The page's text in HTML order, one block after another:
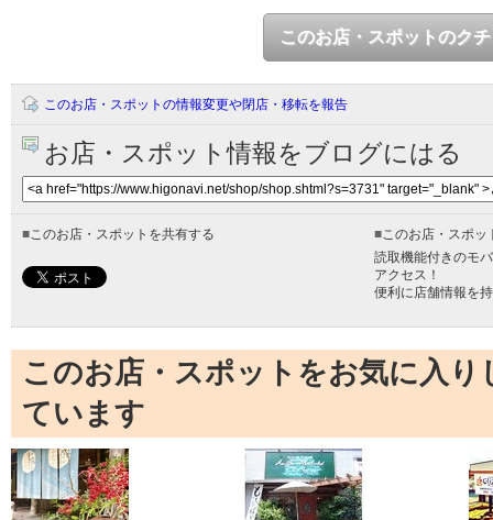
このお店・スポットのク
このお店・スポットの情報変更や閉店・移転を報告
お店・スポット情報をブログにはる
■このお店・スポットを共有する ■このお店・スポッ
読取機能付きのモ
アクセス！
便利に店舗情報を
このお店・スポットをお気に入
ています